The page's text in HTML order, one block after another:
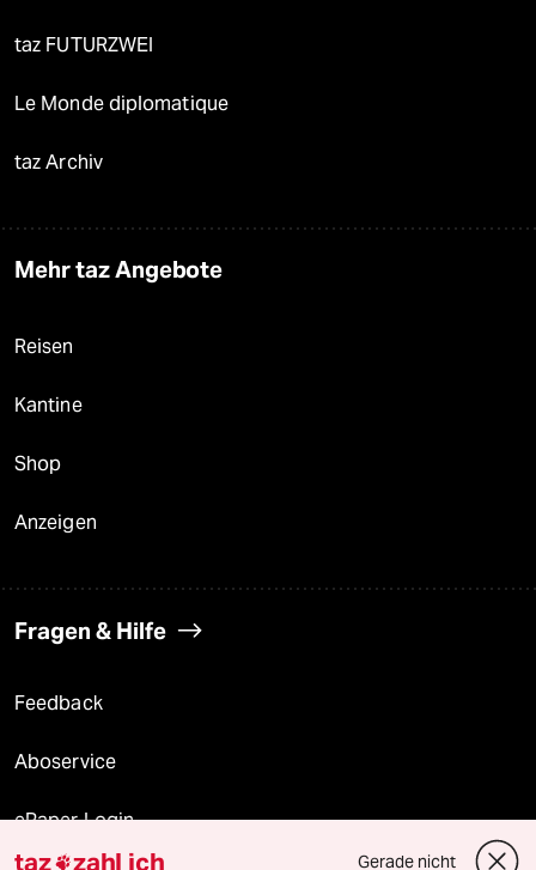
taz FUTURZWEI
Le Monde diplomatique
taz Archiv
Mehr taz Angebote
Reisen
Kantine
Shop
Anzeigen
Fragen & Hilfe
Feedback
Aboservice
ePaper Login
taz zahl ich Gerade nicht